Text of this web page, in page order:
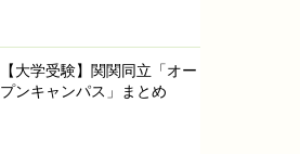
【大学受験】関関同立「オー
プンキャンパス」まとめ